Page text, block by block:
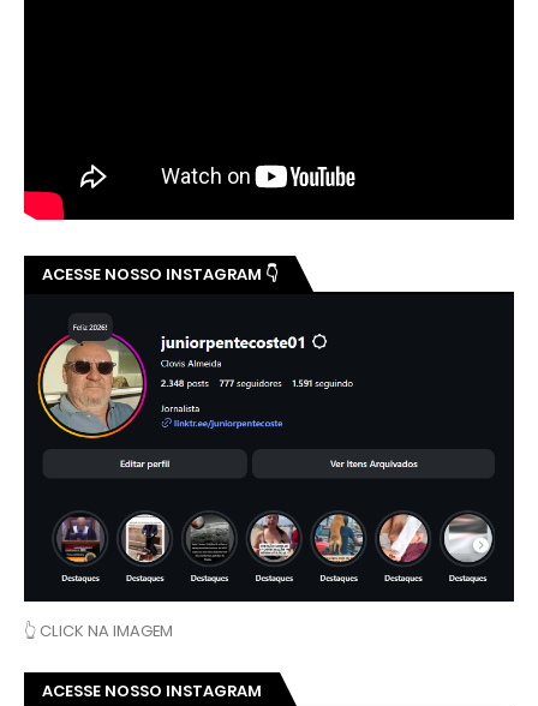
ACESSE NOSSO INSTAGRAM 👇
👆 CLICK NA IMAGEM
ACESSE NOSSO INSTAGRAM